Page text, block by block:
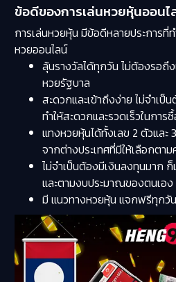
ข้อดีของการเล่นหวยหุ้นออนไ
การเล่นหวยหุ้น มีข้อดีหลายประการที่
หวยออนไลน์
ลุ้นรางวัลได้ทุกวัน ไม่ต้องรอถึ
หวยรัฐบาล
สะดวกและเข้าถึงง่าย ไม่จำเป็
ทำให้สะดวกและรวดเร็วในกา
แทงหวยหุ้นได้ทั้งเลข 2 ตัวและ
จากต่างประเทศที่มีให้เลือกตา
ไม่จำเป็นต้องมีเงินลงทุนมาก
และตามงบประมาณของตนเอง
มี แนวทางหวยหุ้น แจกฟรีทุกวัน